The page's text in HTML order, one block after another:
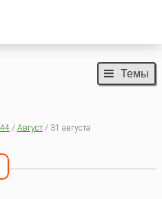
Темы
/ Август/ 31 августа